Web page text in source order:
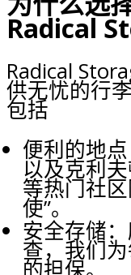
Radical
Radical
供无忧的行
包括
便利的地
以及克利
等热门社
使”。
安全存储
查，我们